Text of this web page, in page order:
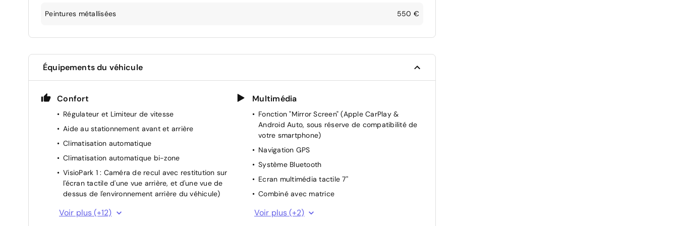
Peintures métallisées 550 €
Équipements du véhicule
Confort
Régulateur et Limiteur de vitesse
Aide au stationnement avant et arrière
Climatisation automatique
Climatisation automatique bi-zone
VisioPark 1 : Caméra de recul avec restitution sur
l'écran tactile d'une vue arrière, et d'une vue de
dessus de l'environnement arrière du véhicule)
Start & Stop
Voir plus (+12)
Multimédia
Fonction "Mirror Screen" (Apple CarPlay &
Android Auto, sous réserve de compatibilité de
votre smartphone)
Navigation GPS
Système Bluetooth
Ecran multimédia tactile 7''
Combiné avec matrice
Fonction DAB (Radio Numérique Terrestre)
Voir plus (+2)